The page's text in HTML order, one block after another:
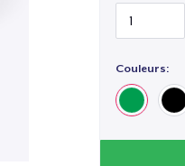
Couleurs: